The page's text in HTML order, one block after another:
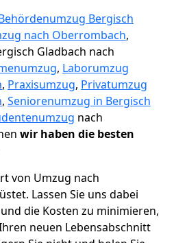
Bergisch
nach Oberrombach,
Gladbach nach
, Laborumzug
, Praxisumzug, Privatumzug
, Seniorenumzug in Bergisch
nach
wir haben die besten
von Umzug nach
Lassen Sie uns dabei
die Kosten zu minimieren,
neuen Lebensabschnitt